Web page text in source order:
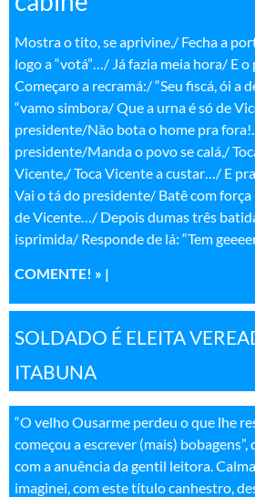
Mostra o tito, se aprivine,/ Fecha a
logo a “votá”…/ Já fazia meia hora/ E
Começaro a recramá:/ “Seu fiscá, ói a
“vamo simbora/ Que a urna é só de
presidente/Não bota o home pra
presidente/Manda o povo se calá,/
Vicente,/ Toca Vicente a custar…/ E
Vai o tá do presidente/ Batê com
de Vicente…/ Depois dumas três
isprimida/ Responde de lá: “Tem
COMENTE! » |
SOLDADO É ELEITA
ITABUNA
“O velho Ousarme perdeu o que lhe
começou a escrever (mais)
com a anuência da gentil leitora.
imaginei, com este título canhestro,